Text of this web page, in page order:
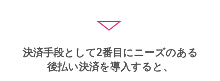
決済手段として2番目にニーズのある
後払い決済を導入すると、